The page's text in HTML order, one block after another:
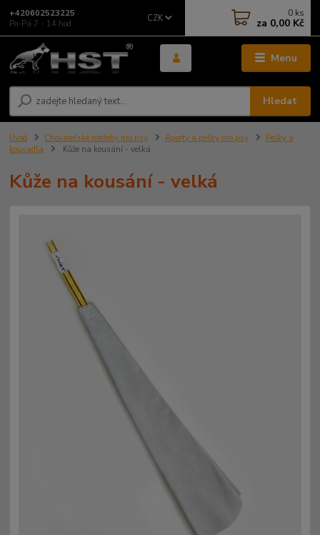
Menu
CZK
Hledat
+420602523225
Po-Pá 7 - 14 hod.
0 ks
za 0,00 Kč
Úvod Chovatelské potřeby pro psy Aporty a pešky pro psy
Pešky a
kousadla
Kůže na kousání - velká
Kůže na kousání - velká